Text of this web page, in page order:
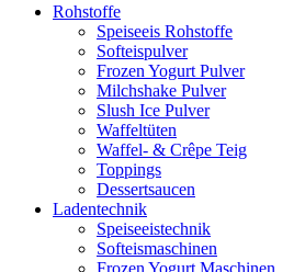
Rohstoffe
Speiseeis Rohstoffe
Softeispulver
Frozen Yogurt Pulver
Milchshake Pulver
Slush Ice Pulver
Waffeltüten
Waffel- & Crêpe Teig
Toppings
Dessertsaucen
Ladentechnik
Speiseeistechnik
Softeismaschinen
Frozen Yogurt Maschinen